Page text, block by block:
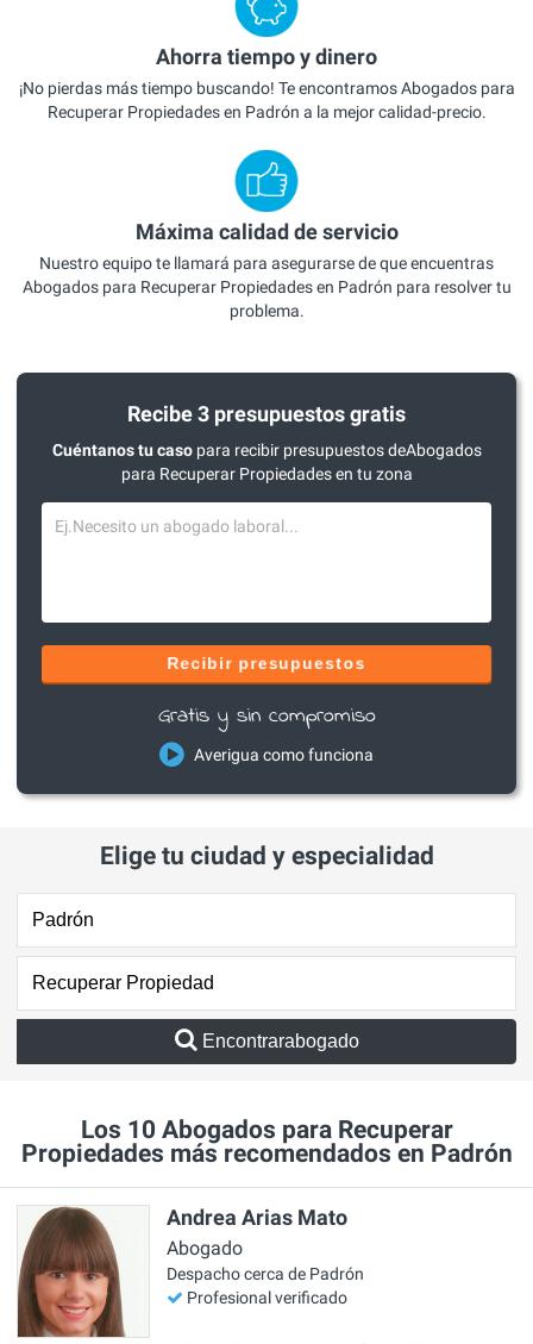
Ahorra tiempo y dinero
¡No pierdas más tiempo buscando! Te encontramos Abogados para
Recuperar Propiedades en Padrón a la mejor calidad-precio.
Máxima calidad de servicio
Nuestro equipo te llamará para asegurarse de que encuentras
Abogados para Recuperar Propiedades en Padrón para resolver tu
problema.
Recibe 3 presupuestos gratis
Cuéntanos tu casopara recibir presupuestos deAbogados
para Recuperar Propiedades en tu zona
Recibir presupuestos
Gratis y sin compromiso
Averigua como funciona
Elige tu ciudad y especialidad
Encontrarabogado
Los 10 Abogados para Recuperar
Propiedades más recomendados en Padrón
Andrea Arias Mato
Abogado
Despacho cerca de Padrón
Profesional verificado